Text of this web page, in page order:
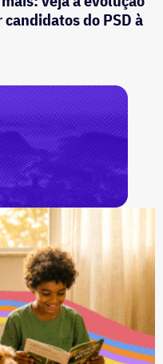
do PSD à